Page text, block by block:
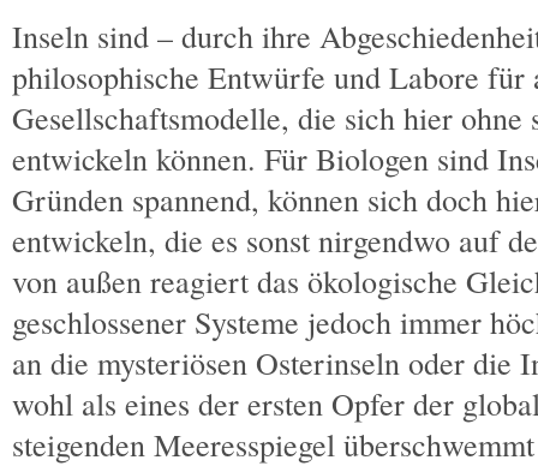
Inseln sind – durch ihre
philosophische Entwürfe und Labore für
Gesellschaftsmodelle, die sich hier ohne
entwickeln können. Für Biologen sind
Gründen spannend, können sich doch
entwickeln, die es sonst nirgendwo auf
von außen reagiert das ökologische
geschlossener Systeme jedoch immer
an die mysteriösen Osterinseln oder die
wohl als eines der ersten Opfer der
steigenden Meeresspiegel